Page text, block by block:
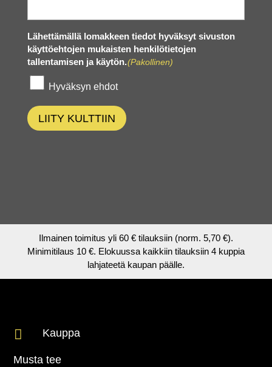
Lähettämällä lomakkeen tiedot hyväksyt sivuston
käyttöehtojen mukaisten henkilötietojen
tallentamisen ja käytön.(Pakollinen)
Hyväksyn ehdot
LIITY KULTTIIN
Ilmainen toimitus yli 60 € tilauksiin (norm. 5,70 €).
Minimitilaus 10 €. Elokuussa kaikkiin tilauksiin 4 kuppia
lahjateetä kaupan päälle.
 Kauppa
Musta tee